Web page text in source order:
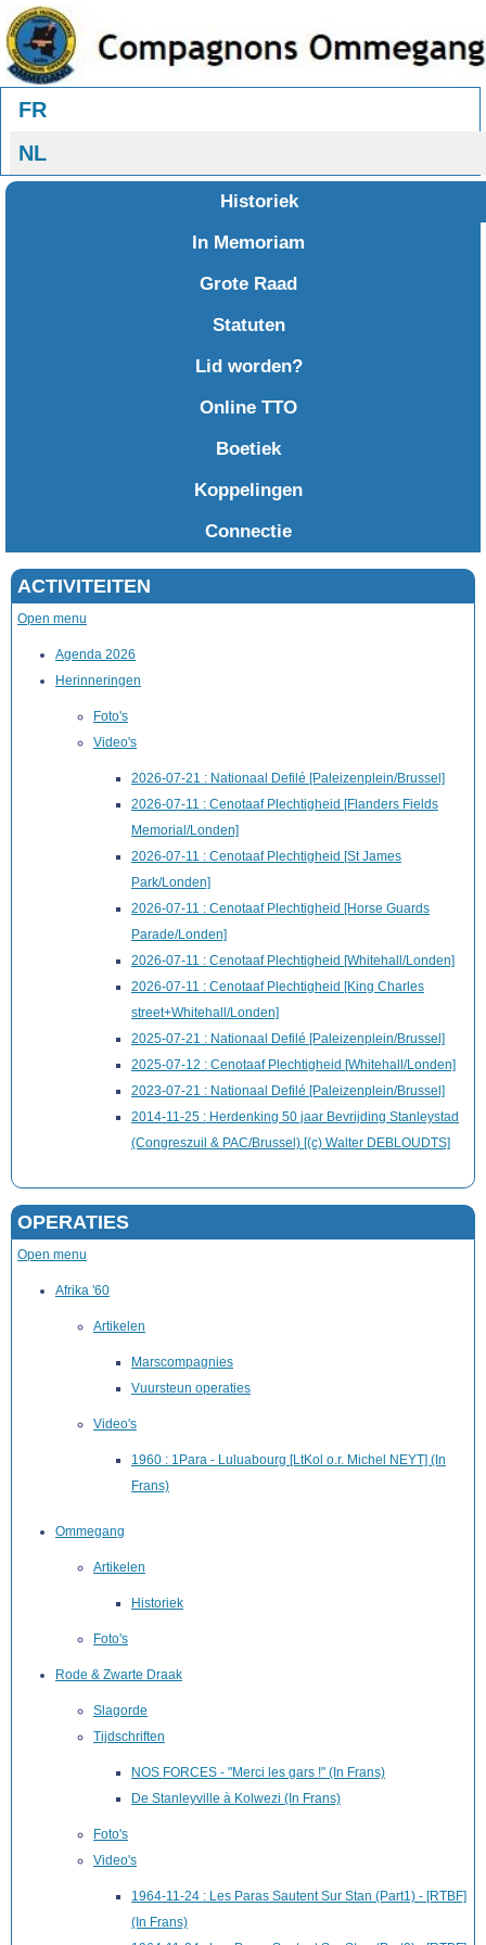
Selecteer uw taal
FR
NL
Historiek
In Memoriam
Grote Raad
Statuten
Lid worden?
Online TTO
Boetiek
Koppelingen
Connectie
ACTIVITEITEN
Open menu
Agenda 2026
Herinneringen
Foto's
Video's
2026-07-21 : Nationaal Defilé [Paleizenplein/Brussel]
2026-07-11 : Cenotaaf Plechtigheid [Flanders Fields
Memorial/Londen]
2026-07-11 : Cenotaaf Plechtigheid [St James
Park/Londen]
2026-07-11 : Cenotaaf Plechtigheid [Horse Guards
Parade/Londen]
2026-07-11 : Cenotaaf Plechtigheid [Whitehall/Londen]
2026-07-11 : Cenotaaf Plechtigheid [King Charles
street+Whitehall/Londen]
2025-07-21 : Nationaal Defilé [Paleizenplein/Brussel]
2025-07-12 : Cenotaaf Plechtigheid [Whitehall/Londen]
2023-07-21 : Nationaal Defilé [Paleizenplein/Brussel]
2014-11-25 : Herdenking 50 jaar Bevrijding Stanleystad
(Congreszuil & PAC/Brussel) [(c) Walter DEBLOUDTS]
OPERATIES
Open menu
Afrika '60
Artikelen
Marscompagnies
Vuursteun operaties
Video's
1960 : 1Para - Luluabourg [LtKol o.r. Michel NEYT] (In
Frans)
Ommegang
Artikelen
Historiek
Foto's
Rode & Zwarte Draak
Slagorde
Tijdschriften
NOS FORCES - "Merci les gars !" (In Frans)
De Stanleyville à Kolwezi (In Frans)
Foto's
Video's
1964-11-24 : Les Paras Sautent Sur Stan (Part1) - [RTBF]
(In Frans)